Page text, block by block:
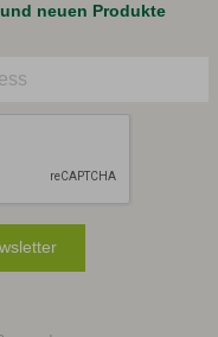
neuen Produkte